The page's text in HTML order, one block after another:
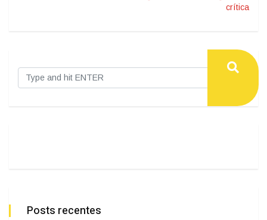
crítica
Posts recentes